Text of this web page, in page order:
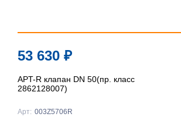
53 630 ₽
APT-R клапан DN 50(пр. класс
2862128007)
Арт: 003Z5706R